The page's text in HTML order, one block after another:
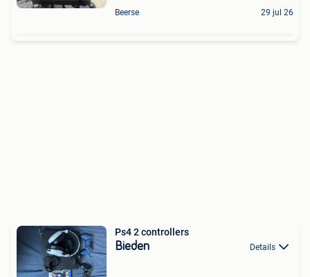
Beerse 29 jul 26
Ps4 2 controllers
Bieden Details